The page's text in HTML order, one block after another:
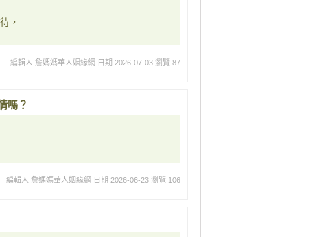
，
編輯人 詹媽媽華人姻緣網 日期 2026-07-03 瀏覽 87
嗎？
編輯人 詹媽媽華人姻緣網 日期 2026-06-23 瀏覽 106